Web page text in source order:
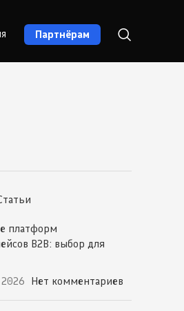
Партнёрам
платформ
B2B: выбор для
2026 Нет комментариев